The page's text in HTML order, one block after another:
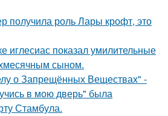
получила роль Лары крофт, это
иглесиас показал умилительные
сыном.
о Запрещённых Веществах" -
в мою дверь" была
Стамбула.